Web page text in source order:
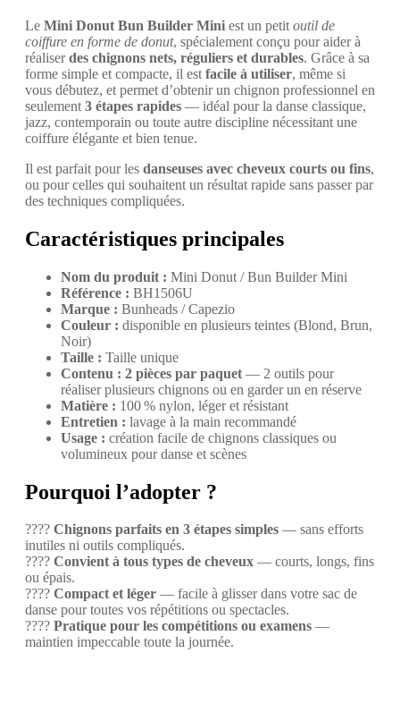
Le Mini Donut Bun Builder Mini est un petit outil de
coiffure en forme de donut, spécialement conçu pour aider à
réaliserdes chignons nets, réguliers et durables. Grâce à sa
forme simple et compacte, il est facile à utiliser, même si
vous débutez, et permet d’obtenir un chignon professionnel en
seulement 3 étapes rapides — idéal pour la danse classique,
jazz, contemporain ou toute autre discipline nécessitant une
coiffure élégante et bien tenue.
Il est parfait pour les danseuses avec cheveux courts ou fins,
ou pour celles qui souhaitent un résultat rapide sans passer par
des techniques compliquées.
Caractéristiques principales
Nom du produit : Mini Donut / Bun Builder Mini
Référence : BH1506U
Marque : Bunheads / Capezio
Couleur : disponible en plusieurs teintes (Blond, Brun,
Noir)
Taille : Taille unique
Contenu : 2 pièces par paquet — 2 outils pour
réaliser plusieurs chignons ou en garder un en réserve
Matière : 100 % nylon, léger et résistant
Entretien : lavage à la main recommandé
Usage : création facile de chignons classiques ou
volumineux pour danse et scènes
Pourquoi l’adopter ?
???? Chignons parfaits en 3 étapes simples — sans efforts
inutiles ni outils compliqués.
???? Convient à tous types de cheveux — courts, longs, fins
ou épais.
???? Compact et léger — facile à glisser dans votre sac de
danse pour toutes vos répétitions ou spectacles.
???? Pratique pour les compétitions ou examens —
maintien impeccable toute la journée.